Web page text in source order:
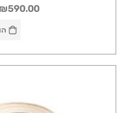
₪590.00